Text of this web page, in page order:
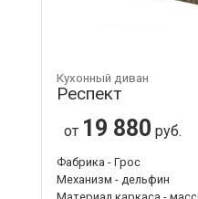
Кухонный диван
Респект
от 19 880 руб.
Фабрика - Грос
Механизм - дельфин
Материал каркаса -